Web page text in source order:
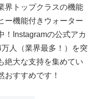
界トップクラスの機能
ー機能付きウォーター
！Instagramの公式アカ
人（業界最多！）を突
絶大な支持を集めてい
おすすめです！